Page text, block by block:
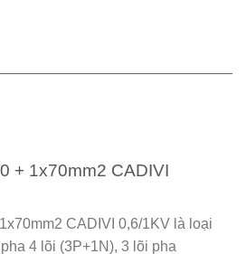
+ 1x70mm2 CADIVI
CADIVI 0,6/1KV là loại
4 lõi (3P+1N), 3 lõi pha